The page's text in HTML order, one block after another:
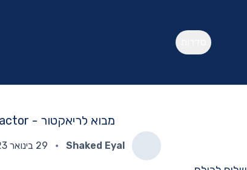
מבוא לריאקטור - Intro to Reactor
Shaked Eyal
· 29 בינואר 2023